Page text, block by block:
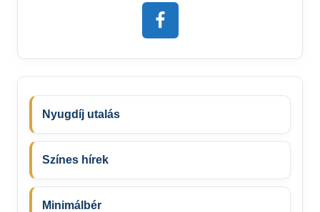
Nyugdíj utalás
Színes hírek
Minimálbér